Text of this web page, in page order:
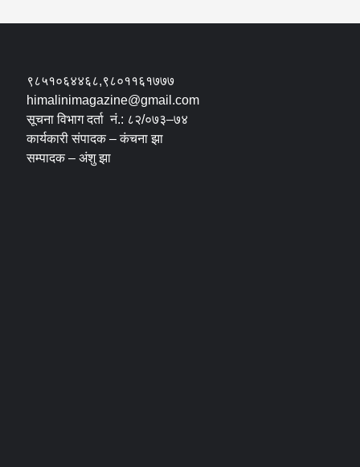
९८५१०६४४६८,९८०११६१७७७
himalinimagazine@gmail.com
सूचना विभाग दर्ता नं.: ८२/०७३–७४
कार्यकारी संपादक – कंचना झा
सम्पादक – अंशु झा